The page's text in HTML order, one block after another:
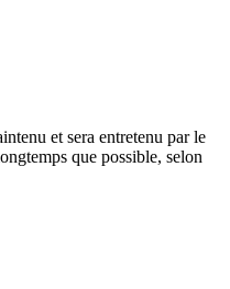
et sera entretenu par le
que possible, selon